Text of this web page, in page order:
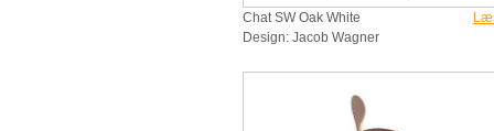
Chat SW Oak White
Design: Jacob Wagner